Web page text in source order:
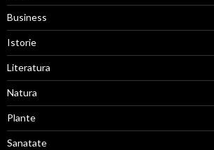
Business
Istorie
Literatura
Natura
Plante
Sanatate